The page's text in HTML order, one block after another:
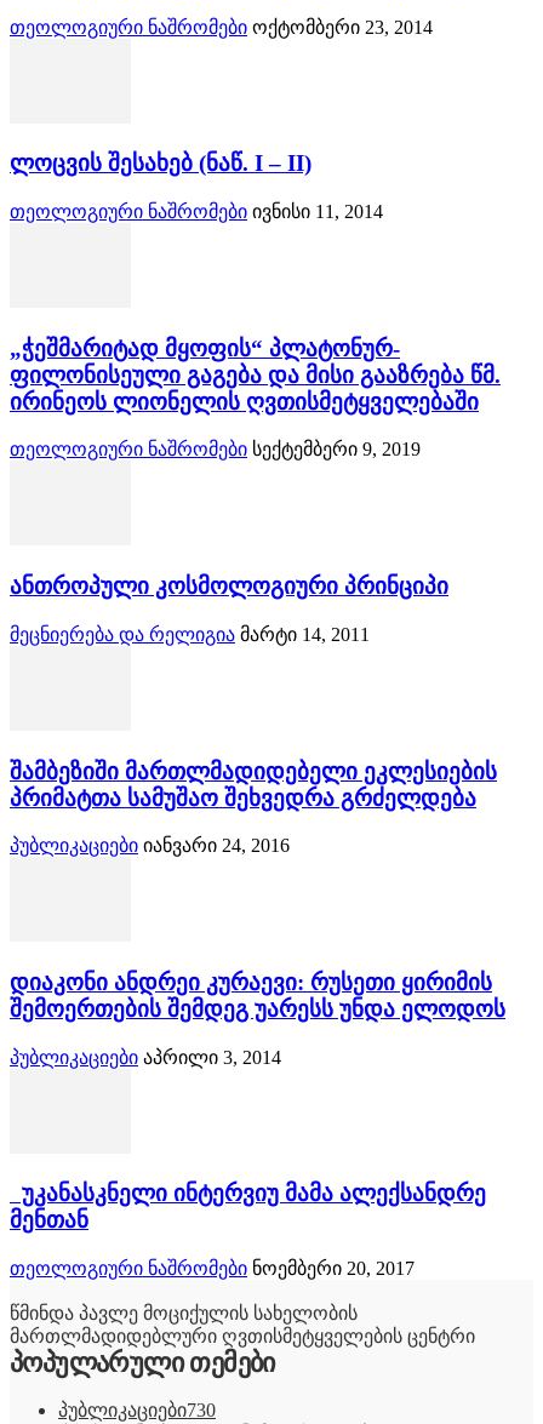
თეოლოგიური ნაშრომები ოქტომბერი 23, 2014
ლოცვის შესახებ (ნაწ. I – II)
თეოლოგიური ნაშრომები ივნისი 11, 2014
„ჭეშმარიტად მყოფის“ პლატონურ-
ფილონისეული გაგება და მისი გააზრება წმ.
ირინეოს ლიონელის ღვთისმეტყველებაში
თეოლოგიური ნაშრომები სექტემბერი 9, 2019
ანთროპული კოსმოლოგიური პრინციპი
მეცნიერება და რელიგია მარტი 14, 2011
შამბეზიში მართლმადიდებელი ეკლესიების
პრიმატთა სამუშაო შეხვედრა გრძელდება
პუბლიკაციები იანვარი 24, 2016
დიაკონი ანდრეი კურაევი: რუსეთი ყირიმის
შემოერთების შემდეგ უარესს უნდა ელოდოს
პუბლიკაციები აპრილი 3, 2014
უკანასკნელი ინტერვიუ მამა ალექსანდრე
მენთან
თეოლოგიური ნაშრომები ნოემბერი 20, 2017
წმინდა პავლე მოციქულის სახელობის
მართლმადიდებლური ღვთისმეტყველების ცენტრი
პოპულარული თემები
პუბლიკაციები730